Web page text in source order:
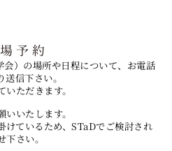
予約
会）の場所や日程について、お電話
信下さい。
ただきます。
いたします。
ているため、STaDでご検討され
さい。